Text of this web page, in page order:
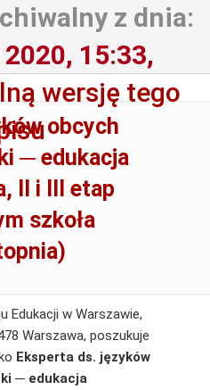
z dnia:
15:33,
wersję tego
obcych
─ edukacja
II i III etap
szkoła
Edukacji w Warszawie,
Warszawa, poszukuje
Eksperta ds. języków
─ edukacja